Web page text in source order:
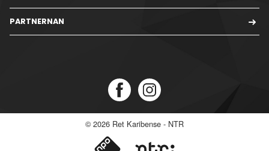
PARTNERNAN
© 2026 Ret Karibense - NTR